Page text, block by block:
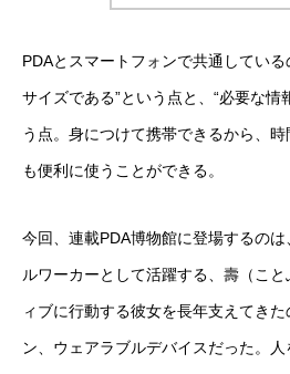
PDAとスマートフォンで共通してい
サイズである”という点と、“必要な情
う点。身につけて携帯できるから、
も便利に使うことができる。
今回、連載PDA博物館に登場するの
ルワーカーとして活躍する、壽（こ
ィブに行動する彼女を長年支えてき
ン、ウェアラブルデバイスだった。